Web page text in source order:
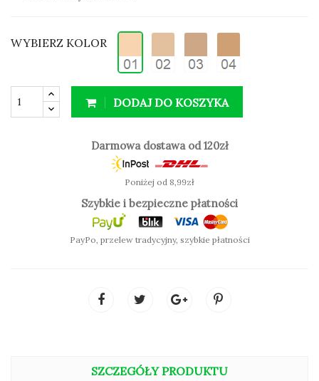
makadamia, awokado, masło sheazapewnia bardzo
wysoki poziom pielęgnacji.
Wykorzystując ponownie opakowanie przyczyniamy
się do mniejszej ilości odpadów i dbamy o otaczające
nas środowisko.
odżywcze składniki roślinne
kryje niedoskonałości i przebarwienia
SPRAWDŹ KOLOR:
WYBIERZ KOLOR
DODAJ DO KOSZYKA
Darmowa dostawa od 120zł
Poniżej od 8,99zł
Szybkie i bezpieczne płatności
PayPo, przelew tradycyjny, szybkie płatności
SZCZEGÓŁY PRODUKTU